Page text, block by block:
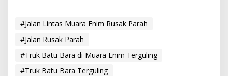
#Jalan Lintas Muara Enim Rusak Parah
#Jalan Rusak Parah
#Truk Batu Bara di Muara Enim Terguling
#Truk Batu Bara Terguling